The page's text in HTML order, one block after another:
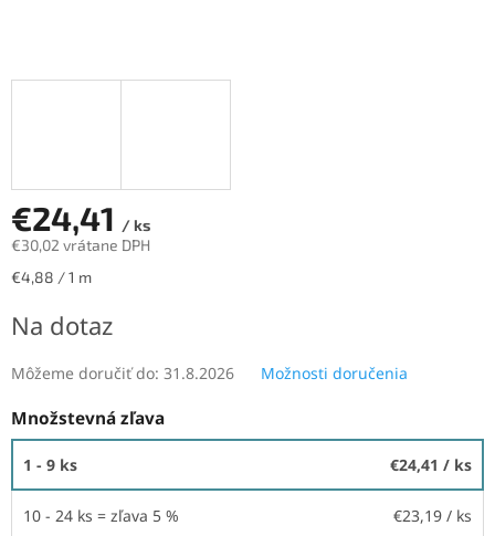
€24,41 / ks
€30,02 vrátane DPH
Jednotková
€4,88 / 1 m
Na dotaz
Môžeme doručiť do: 31.8.2026 Možnosti doručenia
Množstevná zľava
1 - 9 ks €24,41 / ks
10 - 24 ks = zľava 5 % €23,19 / ks